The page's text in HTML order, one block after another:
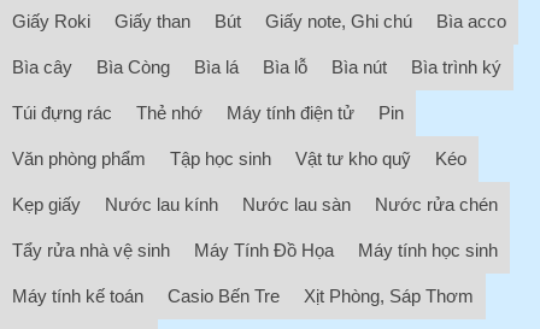
Giấy Roki Giấy than Bút Giấy note, Ghi chú Bìa acco
Bìa cây Bìa Còng Bìa lá Bìa lỗ Bìa nút Bìa trình ký
Túi đựng rác Thẻ nhớ Máy tính điện tử Pin
Văn phòng phẩm Tập học sinh Vật tư kho quỹ Kéo
Kẹp giấy Nước lau kính Nước lau sàn Nước rửa chén
Tẩy rửa nhà vệ sinh Máy Tính Đồ Họa Máy tính học sinh
Máy tính kế toán Casio Bến Tre Xịt Phòng, Sáp Thơm